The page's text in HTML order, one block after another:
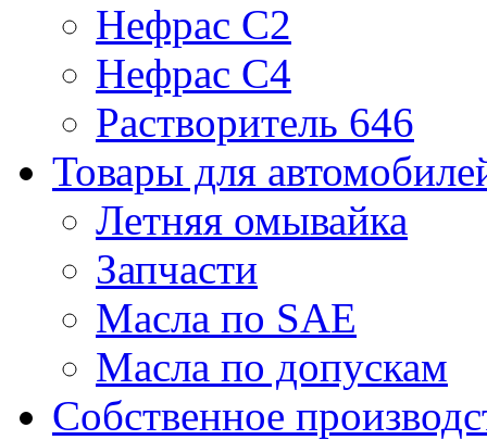
Нефрас С2
Нефрас С4
Растворитель 646
Товары для
Летняя омывайка
Запчасти
Масла по SAE
Масла по допускам
Собственное